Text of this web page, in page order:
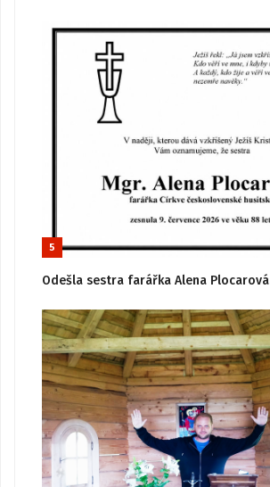
5
Odešla sestra farářka Alena Plocarová